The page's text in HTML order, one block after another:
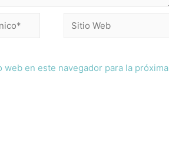
en este navegador para la próxima